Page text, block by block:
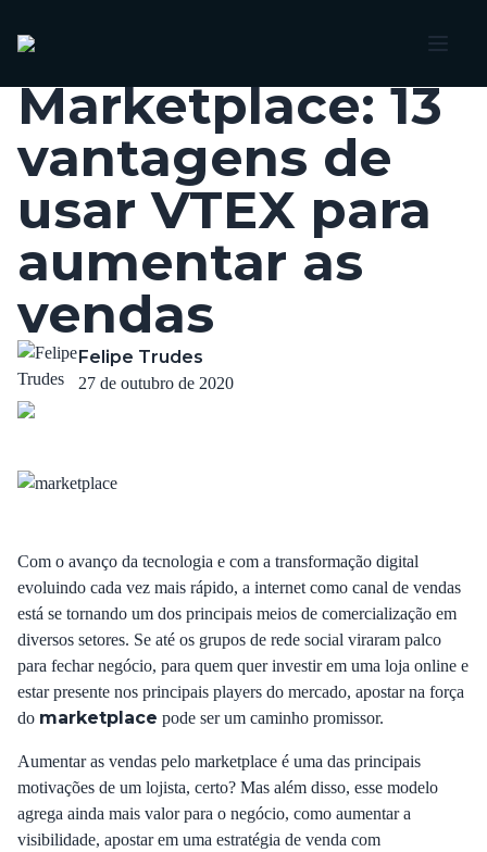
Marketplace: 13
vantagens de
usar VTEX para
aumentar as
vendas
Felipe Trudes
27 de outubro de 2020
Com o avanço da tecnologia e com a transformação digital
evoluindo cada vez mais rápido, a internet como canal de vendas
está se tornando um dos principais meios de comercialização em
diversos setores. Se até os grupos de rede social viraram palco
para fechar negócio, para quem quer investir em uma loja online e
estar presente nos principais players do mercado, apostar na força
do marketplace pode ser um caminho promissor.
Aumentar as vendas pelo marketplace é uma das principais
motivações de um lojista, certo? Mas além disso, esse modelo
agrega ainda mais valor para o negócio, como aumentar a
visibilidade, apostar em uma estratégia de venda com